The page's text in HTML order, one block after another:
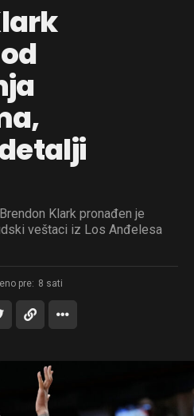
Klark pronađen je
veštaci iz Los Anđelesa
pre: 8 sati